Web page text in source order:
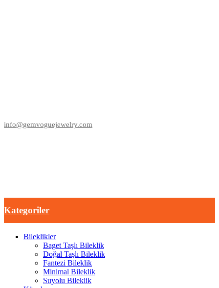
info@gemvoguejewelry.com
Kategoriler
Bileklikler
Baget Taşlı Bileklik
Doğal Taşlı Bileklik
Fantezi Bileklik
Minimal Bileklik
Suyolu Bileklik